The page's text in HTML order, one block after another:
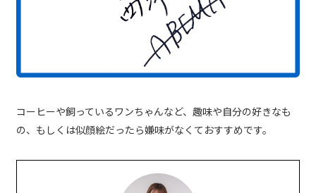
コーヒーや飼っているワンちゃんなど、趣味や自分の好きなも
の、もしくは似顔絵だったら嫌味がなくておすすめです。